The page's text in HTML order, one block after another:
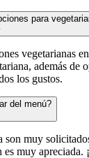
para
vegetarianas
además de
los gustos.
del menú?
muy
muy apreciada.